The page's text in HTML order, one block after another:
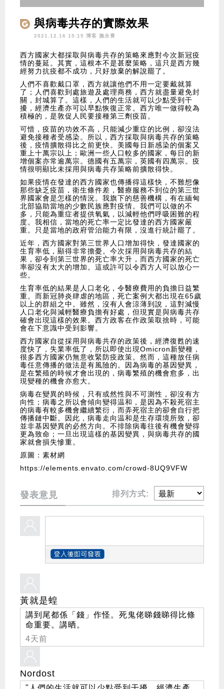
與病毒共存的實際效果
2021.12.16 15:15 博客 施永青
西方國家大都採取與病毒共存的策略來應對今次新冠疫
情的蔓延。其實，這根本不是甚麼策略，這只是西方幾
經努力抗疫都不成功，只好放棄的解說罷了。
人們不喜歡戴口罩，西方就讓他們不用一定要戴就算
了；人們喜歡到處旅遊及處理商務，西方就盡量避免封
關，封城算了。這樣，人們的生活就可以少點受到干
擾，經濟生產亦可以早點恢復正常。西方唯一做得較為
積極的，是敦促人民要接種第三劑疫苗。
可惜，疫苗的功效不高，只能減少重症的比例，卻沒法
避免接種者受感染。所以，西方採取與病毒共存的策略
後，疫情擴散得比之前更快。美國每日新感染的個案又
重上十萬宗以上；歐洲一些人口較多的國家，每日的新
增個案亦常逾萬宗。德國有五萬宗，英國有四萬宗。疫
情很明顯比未採用與病毒共存策略前擴散得快。
如果疫情在發達的西方國家也傳播得這樣快，不難想像
那些缺乏疫苗，衛生條件差，醫療服務不到位的第三世
界國家會是怎樣的情況。我旗下的慈善機構，有在緬甸
北部協助當地的少數民族應對疫情。我們可以做的不
多，只能為重症者提供氧氣，以減輕他們呼吸困難的程
度。我相信，當地的死亡率一定比發達的西方國家嚴
重。只是當地的政府管治能力有限，沒進行統計罷了。
近年，西方國家對第三世界人口增加得快，發達國家的
生育率低，顯得非常擔憂。今次採用與病毒共存的結
果，卻令到第三世界的死亡率大升，而西方國家的死亡
率卻沒有太大的增加。這或許可以令西方人可以放心一
些。
生育率低的結果是人口老化，令醫療費用的負擔日益繁
重。而新冠肺炎肆虐的地區，死亡案例大都出現在65歲
以上的群組之中。雖然，沒有人會涼薄到說，這對減慢
人口老化與減輕醫療負擔有好處，但現實是與病毒共存
確會出現這樣的效果。西方政客在作政策取捨時，可能
會在下意識中受到影響。
西方國家自從採用與病毒共存的政策後，經濟復甦的速
度快了，失業率低了，所以即使出現Omicron新變種，
很多西方國家仍無意收緊防疫政策。然而，這種放任病
毒任意傳播的做法是有風險的。因為病毒的基因變異，
是在繁殖的時候才會出現的，病毒繁殖的機會愈多，出
現變種的機會亦愈大。
病毒在變異的時候，只有或然性與不可測性，卻沒有方
向性；病毒之所以會傾向變得温和，是因為不殺死宿主
的病毒有較多機會繼續繁衍，而弄死宿主的卻會自行把
傳播鏈中斷。因此，病毒走向温和是生存環境所致，卻
並非基因變異的必然方向。不排除病毒往後有機會變得
更為致命；一旦出現這樣的基因變異，與病毒共存的國
家就會損失慘重。
原圖：素材網
https://elements.envato.com/crowd-8UQ9VFW
發表意見 排列方式:
黃就是蝗
講到尾都係「錢」作怪。死鬼佬睇錢睇得比條
命重要。講晒。
4天前
Nordost